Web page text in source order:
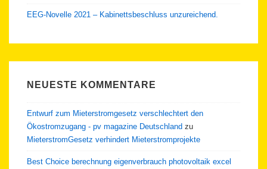
EEG-Novelle 2021 – Kabinettsbeschluss unzureichend.
NEUESTE KOMMENTARE
Entwurf zum Mieterstromgesetz verschlechtert den
Ökostromzugang - pv magazine Deutschland zu
MieterstromGesetz verhindert Mieterstromprojekte
Best Choice berechnung eigenverbrauch photovoltaik excel